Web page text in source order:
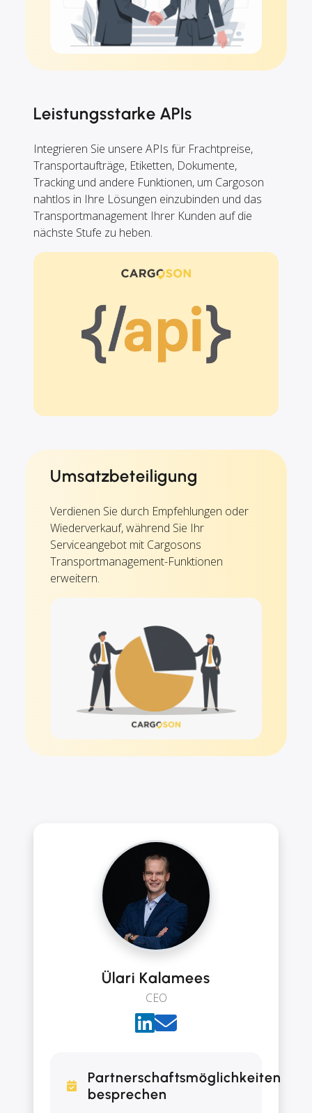
Leistungsstarke APIs
Integrieren Sie unsere APIs für Frachtpreise,
Transportaufträge, Etiketten, Dokumente,
Tracking und andere Funktionen, um Cargoson
nahtlos in Ihre Lösungen einzubinden und das
Transportmanagement Ihrer Kunden auf die
nächste Stufe zu heben.
Umsatzbeteiligung
Verdienen Sie durch Empfehlungen oder
Wiederverkauf, während Sie Ihr
Serviceangebot mit Cargosons
Transportmanagement-Funktionen
erweitern.
Ülari Kalamees
CEO
Partnerschaftsmöglichkeiten
besprechen